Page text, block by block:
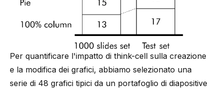
Per quantificare l'impatto di think-cell sulla creazione
e la modifica dei grafici, abbiamo selezionato una
serie di 48 grafici tipici da un portafoglio di diapositive